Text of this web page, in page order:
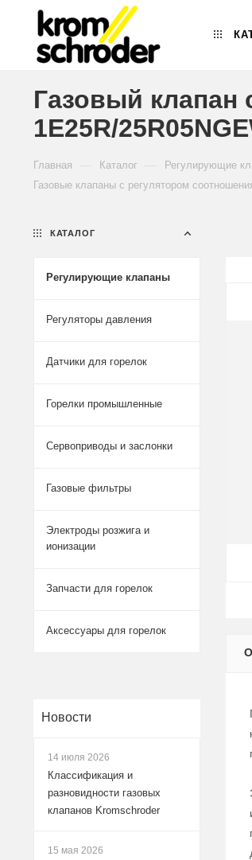
Газовый клапан
1E25R/
Главная Каталог Регулирующие
Газовые клапаны с регулятором
КАТАЛОГ
Регулирующие клапаны
Регуляторы давления
Датчики для горелок
Горелки промышленные
Сервоприводы и заслонки
Газовые фильтры
Электроды розжига и
ионизации
Запчасти для горелок
Аксессуары для горелок
Новости
14 июля 2026
Классификация и
разновидности газовых
клапанов Kromschroder
15 мая 2026